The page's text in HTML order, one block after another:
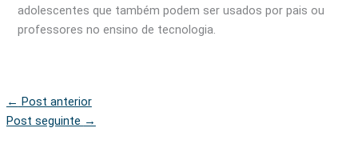
adolescentes que também podem ser usados por pais ou
professores no ensino de tecnologia.
← Post anterior
Post seguinte →